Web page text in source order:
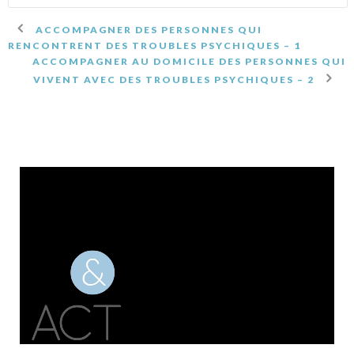
ACCOMPAGNER DES PERSONNES QUI
RENCONTRENT DES TROUBLES PSYCHIQUES – 1
ACCOMPAGNER AU DOMICILE DES PERSONNES QUI
VIVENT AVEC DES TROUBLES PSYCHIQUES – 2